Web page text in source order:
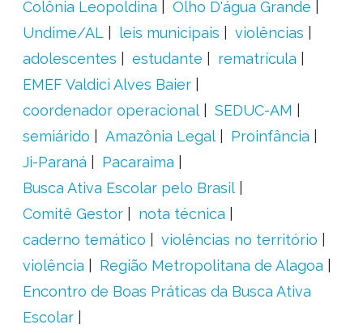
Colônia Leopoldina
Olho D'água Grande
Undime/AL
leis municipais
violências
adolescentes
estudante
rematrícula
EMEF Valdici Alves Baier
coordenador operacional
SEDUC-AM
semiárido
Amazônia Legal
Proinfância
Ji-Paraná
Pacaraima
Busca Ativa Escolar pelo Brasil
Comitê Gestor
nota técnica
caderno temático
violências no território
violência
Região Metropolitana de Alagoa
Encontro de Boas Práticas da Busca Ativa
Escolar